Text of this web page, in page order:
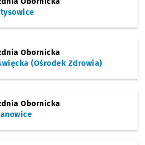
Obornicka
(Ośrodek Zdrowia)
Obornicka